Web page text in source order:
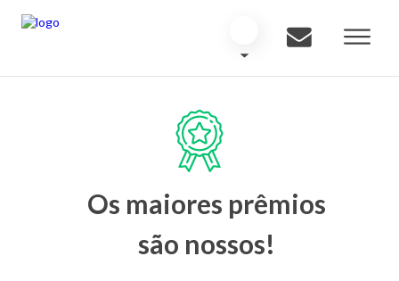
Os maiores prêmios
são nossos!